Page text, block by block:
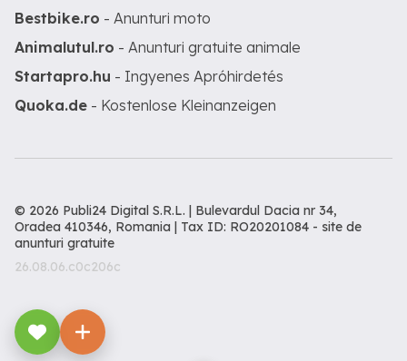
Bestbike.ro - Anunturi moto
Animalutul.ro - Anunturi gratuite animale
Startapro.hu - Ingyenes Apróhirdetés
Quoka.de - Kostenlose Kleinanzeigen
© 2026 Publi24 Digital S.R.L. | Bulevardul Dacia nr 34,
Oradea 410346, Romania | Tax ID: RO20201084 - site de
anunturi gratuite
26.08.06.c0c206c